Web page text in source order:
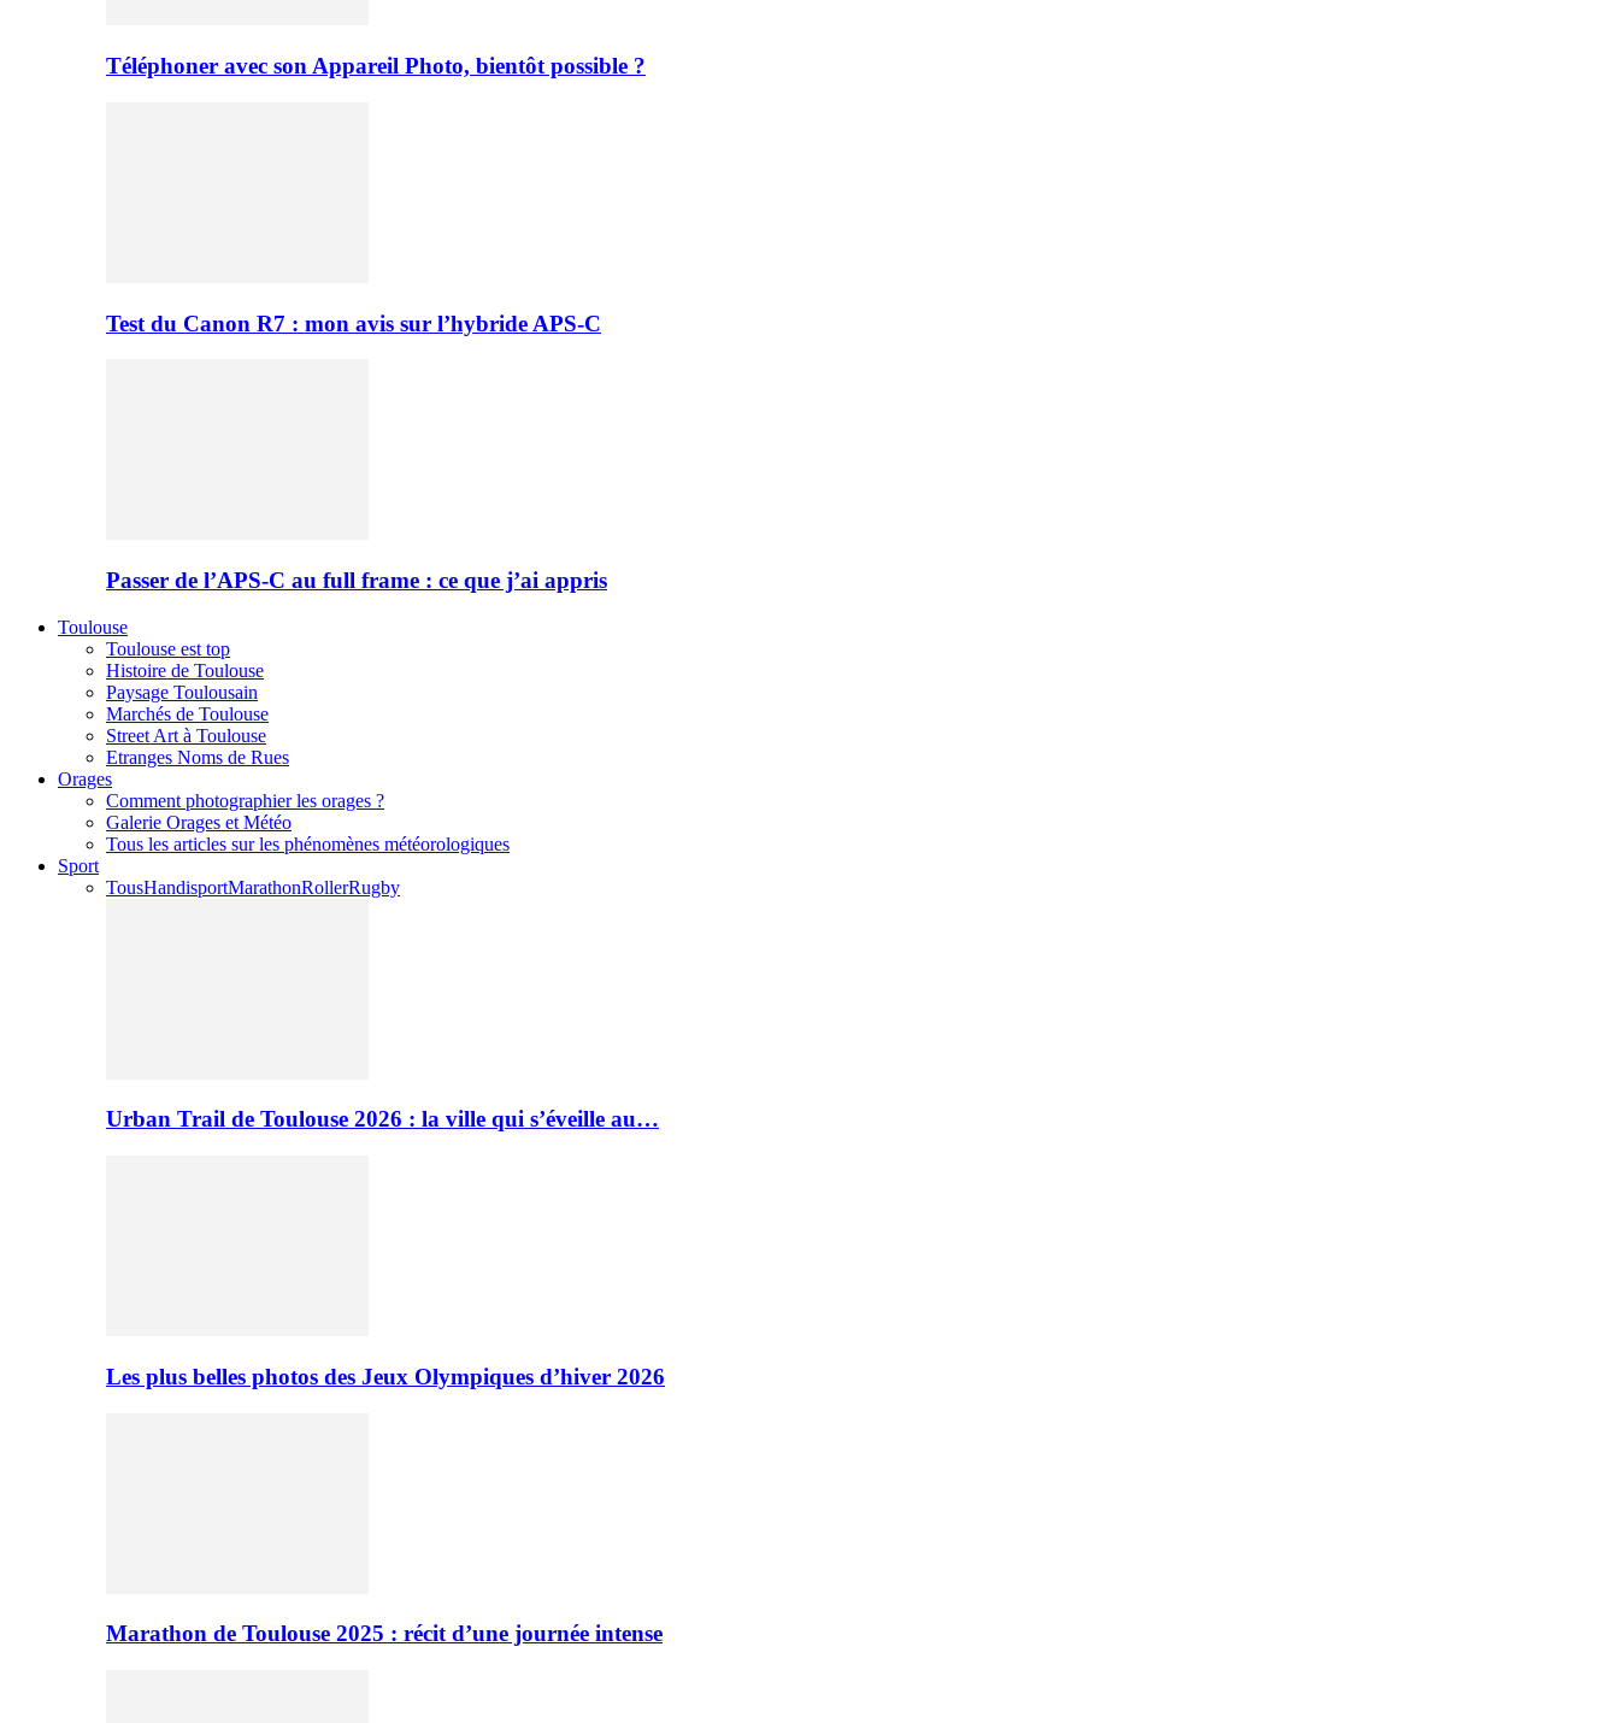
Téléphoner avec son Appareil Photo, bientôt possible ?
Test du Canon R7 : mon avis sur l’hybride APS-C
Passer de l’APS-C au full frame : ce que j’ai appris
Toulouse
Toulouse est top
Histoire de Toulouse
Paysage Toulousain
Marchés de Toulouse
Street Art à Toulouse
Etranges Noms de Rues
Orages
Comment photographier les orages ?
Galerie Orages et Météo
Tous les articles sur les phénomènes météorologiques
Sport
TousHandisportMarathonRollerRugby
Urban Trail de Toulouse 2026 : la ville qui s’éveille au…
Les plus belles photos des Jeux Olympiques d’hiver 2026
Marathon de Toulouse 2025 : récit d’une journée intense